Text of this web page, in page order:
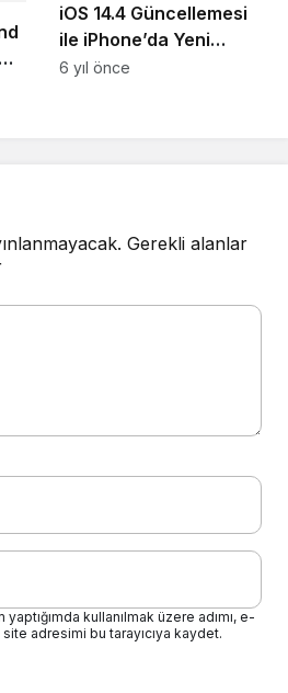
iOS 14.4 Güncellemesi
ile iPhone’da Yeni
Dönem Başlıyor!
6 yıl önce
Gerekli alanlar
kullanılmak üzere adımı, e-
adresimi bu tarayıcıya kaydet.